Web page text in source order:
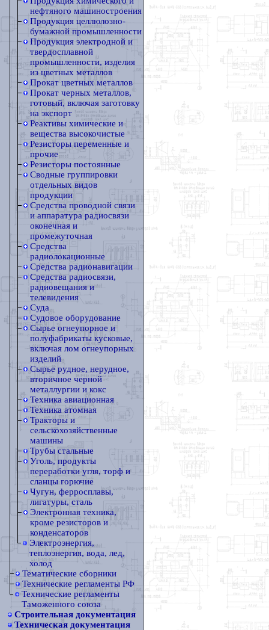
нефтяного машиностроения
Продукция целлюлозно-
бумажной промышленности
Продукция электродной и
твердосплавной
промышленности, изделия
из цветных металлов
Прокат цветных металлов
Прокат черных металлов,
готовый, включая заготовку
на экспорт
Реактивы химические и
вещества высокочистые
Резисторы переменные и
прочие
Резисторы постоянные
Сводные группировки
отдельных видов
продукции
Средства проводной связи
и аппаратура радиосвязи
оконечная и
промежуточная
Средства
радиолокационные
Средства радионавигации
Средства радиосвязи,
радиовещания и
телевидения
Суда
Судовое оборудование
Сырье огнеупорное и
полуфабрикаты кусковые,
включая лом огнеупорных
изделий
Сырье рудное, нерудное,
вторичное черной
металлургии и кокс
Техника авиационная
Техника атомная
Тракторы и
сельскохозяйственные
машины
Трубы стальные
Уголь, продукты
переработки угля, торф и
сланцы горючие
Чугун, ферросплавы,
лигатуры, сталь
Электронная техника,
кроме резисторов и
конденсаторов
Электроэнергия,
теплоэнергия, вода, лед,
холод
Тематические сборники
Технические регламенты РФ
Технические регламенты
Таможенного союза
Строительная документация
Техническая документация